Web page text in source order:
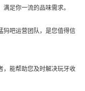
足你一流的品味需求。
犸吧运营团队，是您值得信
，能帮助您及时解决玩牙收